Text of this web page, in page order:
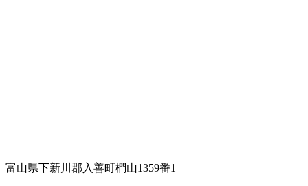
富山県下新川郡入善町椚山1359番1